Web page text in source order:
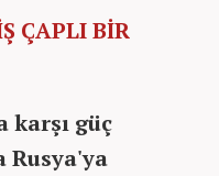
ÇAPLI BİR
karşı güç
Rusya'ya